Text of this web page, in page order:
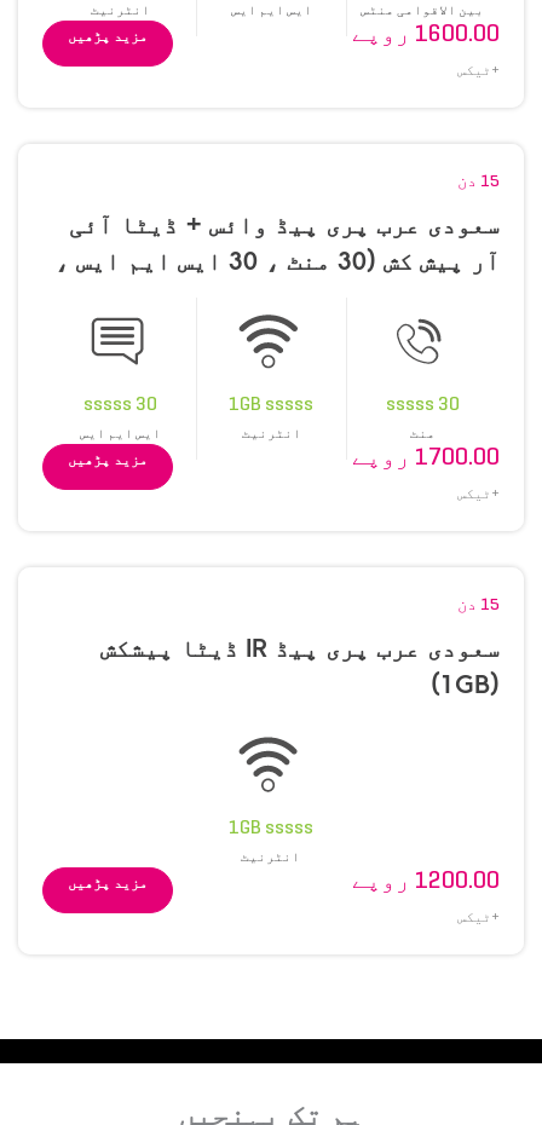
بین الاقوامی منٹس ایس ایم ایس انٹرنیٹ
1600.00 روپے
+ٹیکس
مزید پڑھیں
15 دن
سعودی عرب پری پیڈ وائس + ڈیٹا آئی
آر پیش کش (30 منٹ ، 30 ایس ایم ایس ،
30 sssss
منٹ
1GB sssss
انٹرنیٹ
30 sssss
ایس ایم ایس
1700.00 روپے
+ٹیکس
مزید پڑھیں
15 دن
سعودی عرب پری پیڈ IR ڈیٹا پیشکش
(1GB)
1GB sssss
انٹرنیٹ
1200.00 روپے
+ٹیکس
مزید پڑھیں
ہم تک پہنچیں